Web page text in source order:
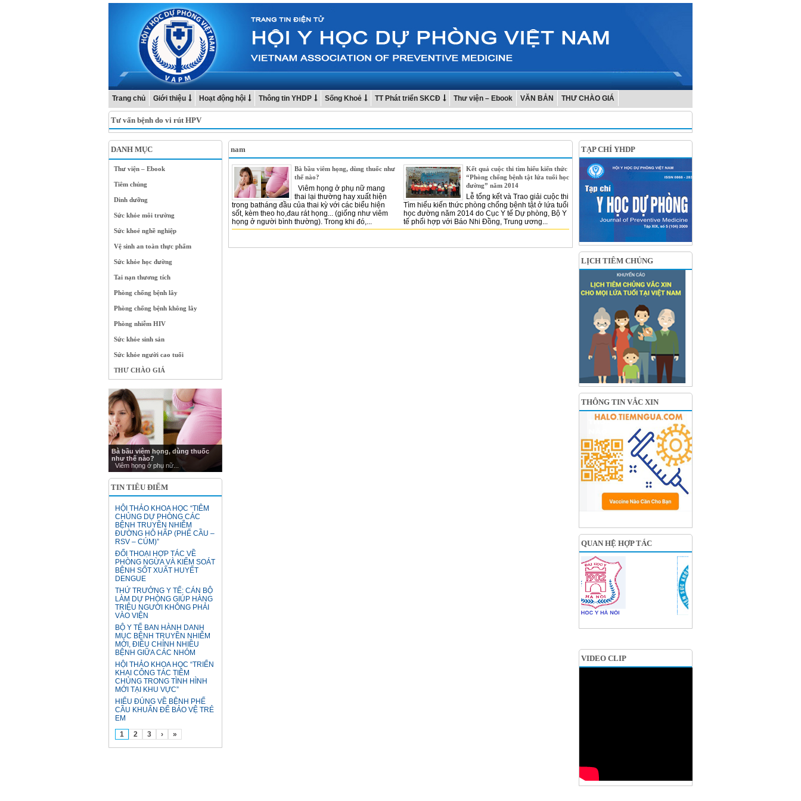
Trang chủ Giới thiệu Hoạt động hội Thông tin YHDP Sống Khoẻ TT Phát triển SKCĐ Thư viện – Ebook VĂN BẢN THƯ CHÀO GIÁ
Tư vấn bệnh do vi rút HPV
DANH MỤC
Thư viện – Ebook
Tiêm chủng
Dinh dưỡng
Sức khỏe môi trường
Sức khoẻ nghề nghiệp
Vệ sinh an toàn thực phẩm
Sức khỏe học đường
Tai nạn thương tích
Phòng chống bệnh lây
Phòng chống bệnh không lây
Phòng nhiễm HIV
Sức khỏe sinh sản
Sức khỏe người cao tuổi
THƯ CHÀO GIÁ
Bà bầu viêm họng, dùng thuốc
như thế nào?
Viêm họng ở phụ nữ...
TIN TIÊU ĐIỂM
HỘI THẢO KHOA HỌC “TIÊM
CHỦNG DỰ PHÒNG CÁC
BỆNH TRUYỀN NHIỄM
ĐƯỜNG HÔ HẤP (PHẾ CẦU –
RSV – CÚM)”
ĐỐI THOẠI HỢP TÁC VỀ
PHÒNG NGỪA VÀ KIỂM SOÁT
BỆNH SỐT XUẤT HUYẾT
DENGUE
THỨ TRƯỞNG Y TẾ: CÁN BỘ
LÀM DỰ PHÒNG GIÚP HÀNG
TRIỆU NGƯỜI KHÔNG PHẢI
VÀO VIỆN
BỘ Y TẾ BAN HÀNH DANH
MỤC BỆNH TRUYỀN NHIỄM
MỚI, ĐIỀU CHỈNH NHIỀU
BỆNH GIỮA CÁC NHÓM
HỘI THẢO KHOA HỌC “TRIỂN
KHAI CÔNG TÁC TIÊM
CHỦNG TRONG TÌNH HÌNH
MỚI TẠI KHU VỰC”
HIỂU ĐÚNG VỀ BỆNH PHẾ
CẦU KHUẨN ĐỂ BẢO VỆ TRẺ
EM
1
2 3 › »
nam
Bà bầu viêm họng, dùng thuốc như
thế nào?
Viêm họng ở phụ nữ mang
thai lại thường hay xuất hiện
trong batháng đầu của thai kỳ với các biểu hiện
sốt, kèm theo ho,đau rát họng... (giống như viêm
họng ở người bình thường). Trong khi đó,...
Kết quả cuộc thi tìm hiểu kiến thức
“Phòng chống bệnh tật lứa tuổi học
đường” năm 2014
Lễ tổng kết và Trao giải cuộc thi
Tìm hiểu kiến thức phòng chống bệnh tật ở lứa tuổi
học đường năm 2014 do Cục Y tế Dự phòng, Bộ Y
tế phối hợp với Báo Nhi Đồng, Trung ương...
TẠP CHÍ YHDP
LỊCH TIÊM CHỦNG
THÔNG TIN VẮC XIN
QUAN HỆ HỢP TÁC
VIDEO CLIP